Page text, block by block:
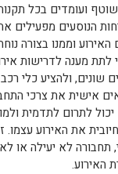
ועומדים בכל
הנוסעים מפעילים
וממנו בצורה
לתת מענה לדרישות
ולהציע כלי רכב
אישית את צרכי
לתרום לתדמית
את האירוע עצמו.
לא יעילה או
האירוע.